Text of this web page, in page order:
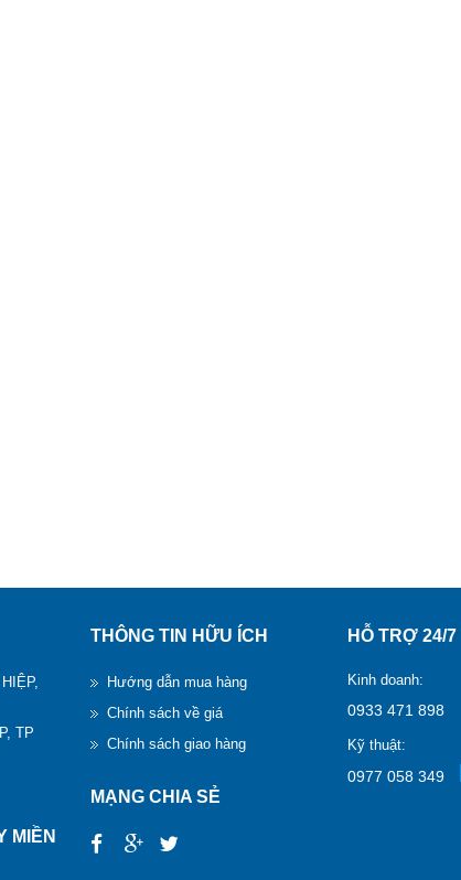
TP
MIỀN
THÔNG TIN HỮU ÍCH
Hướng dẫn mua hàng
Chính sách về giá
Chính sách giao hàng
MẠNG CHIA SẺ
HỖ TRỢ 24/7
Kinh doanh:
0933 471 898
Kỹ thuật:
0977 058 349